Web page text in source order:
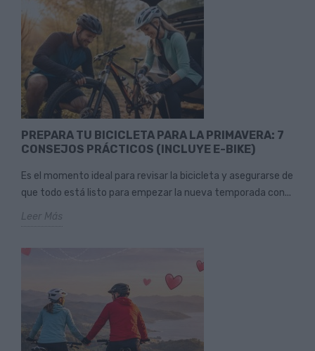
PREPARA TU BICICLETA PARA LA PRIMAVERA: 7
CONSEJOS PRÁCTICOS (INCLUYE E-BIKE)
Es el momento ideal para revisar la bicicleta y asegurarse de
que todo está listo para empezar la nueva temporada con...
Leer Más